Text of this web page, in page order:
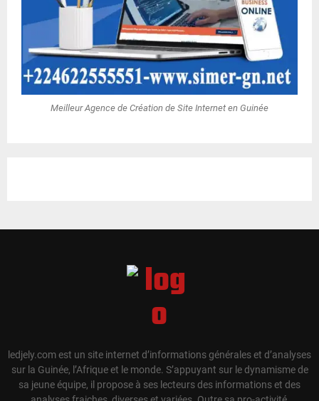
Meilleur Agence de Création de Site Internet en Guinée
ledjely.com est un site internet d’informations générales et d’analyses
sur la Guinée, l’Afrique et le monde. S’appuyant sur le dynamisme de
sa jeune équipe, il propose à ses lecteurs des informations et des